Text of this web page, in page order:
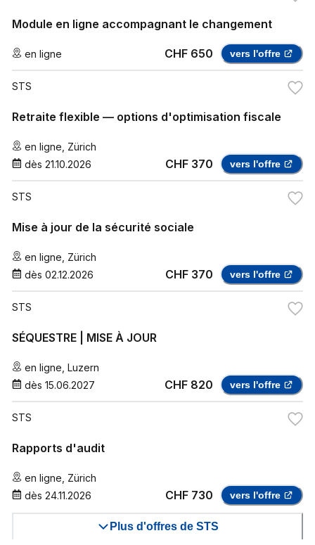
Module en ligne accompagnant le changement
en ligne CHF 650 vers l'offre
STS
Retraite flexible — options d'optimisation fiscale
en ligne Zürich
dès 21.10.2026 CHF 370 vers l'offre
STS
Mise à jour de la sécurité sociale
en ligne Zürich
dès 02.12.2026 CHF 370 vers l'offre
STS
SÉQUESTRE | MISE À JOUR
en ligne Luzern
dès 15.06.2027 CHF 820 vers l'offre
STS
Rapports d'audit
en ligne Zürich
dès 24.11.2026 CHF 730 vers l'offre
Plus d'offres de STS